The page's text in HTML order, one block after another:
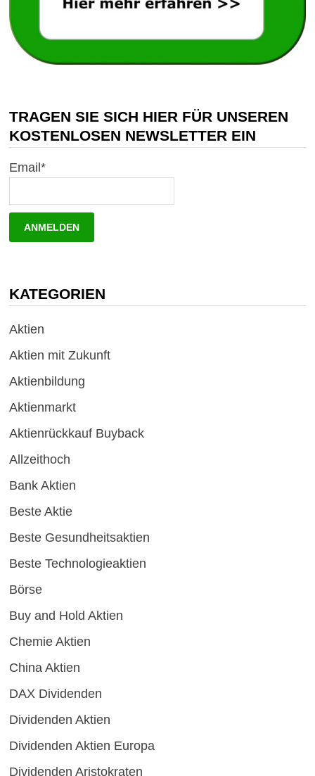
TRAGEN SIE SICH HIER FÜR UNSEREN
KOSTENLOSEN NEWSLETTER EIN
Email*
KATEGORIEN
Aktien
Aktien mit Zukunft
Aktienbildung
Aktienmarkt
Aktienrückkauf Buyback
Allzeithoch
Bank Aktien
Beste Aktie
Beste Gesundheitsaktien
Beste Technologieaktien
Börse
Buy and Hold Aktien
Chemie Aktien
China Aktien
DAX Dividenden
Dividenden Aktien
Dividenden Aktien Europa
Dividenden Aristokraten